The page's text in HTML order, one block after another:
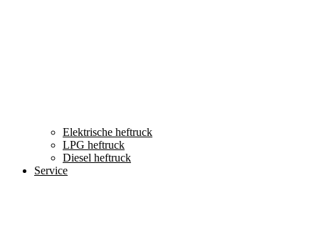
Elektrische heftruck
LPG heftruck
Diesel heftruck
Service